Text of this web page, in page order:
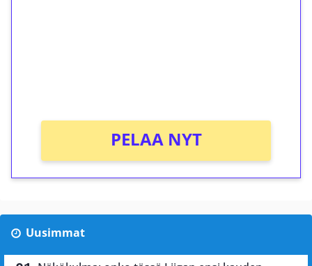
PELAA NYT
Uusimmat